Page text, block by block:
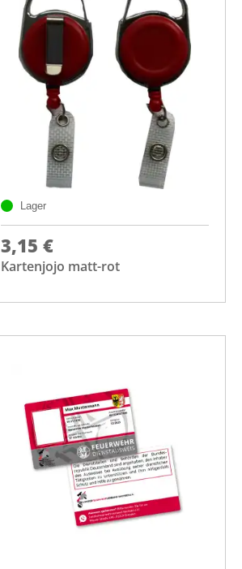
Lager
3,15 €
Kartenjojo matt-rot